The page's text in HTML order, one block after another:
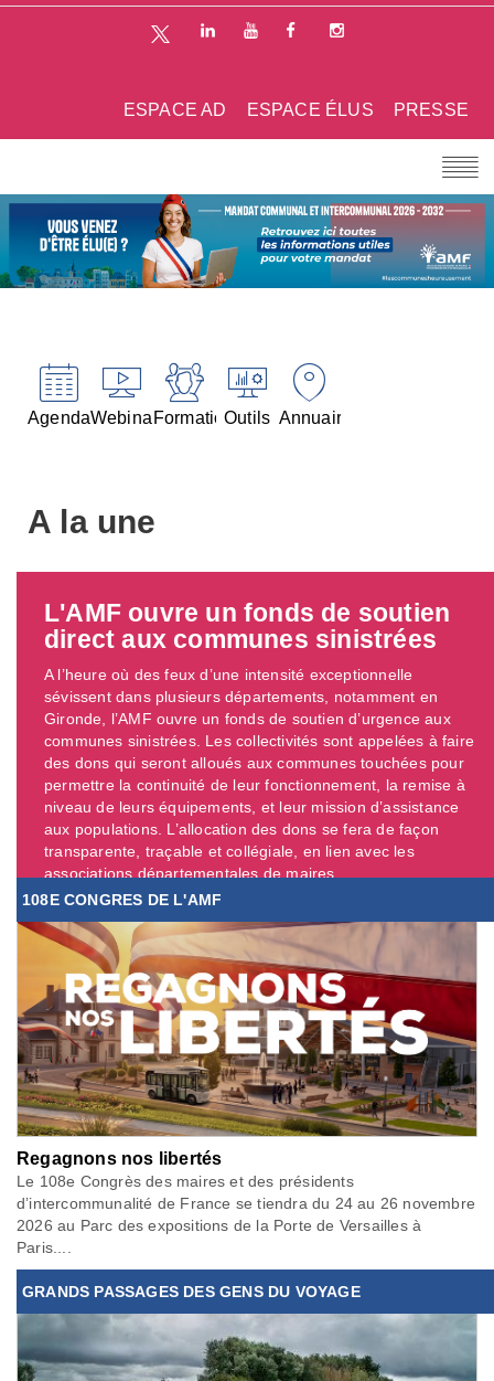
PRESSE
ESPACE ÉLUS
ESPACE AD
AgendaWebinairesFormationsOutils Annuaires
A la une
L'AMF ouvre un fonds de soutien
direct aux communes sinistrées
A l’heure où des feux d’une intensité exceptionnelle
sévissent dans plusieurs départements, notamment en
Gironde, l’AMF ouvre un fonds de soutien d’urgence aux
communes sinistrées. Les collectivités sont appelées à faire
des dons qui seront alloués aux communes touchées pour
permettre la continuité de leur fonctionnement, la remise à
niveau de leurs équipements, et leur mission d’assistance
aux populations. L’allocation des dons se fera de façon
transparente, traçable et collégiale, en lien avec les
associations départementales de maires. ...
108E CONGRES DE L'AMF
Regagnons nos libertés
Le 108e Congrès des maires et des présidents
d’intercommunalité de France se tiendra du 24 au 26 novembre
2026 au Parc des expositions de la Porte de Versailles à
Paris....
GRANDS PASSAGES DES GENS DU VOYAGE